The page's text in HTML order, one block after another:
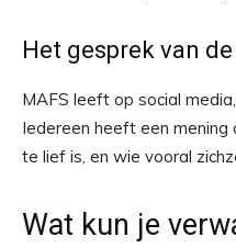
Het gesprek van
MAFS leeft op social
Iedereen heeft een
te lief is, en wie vooral
Wat kun je